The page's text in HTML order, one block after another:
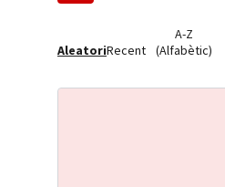
AleatoriRecent
A-Z
(Alfabètic)